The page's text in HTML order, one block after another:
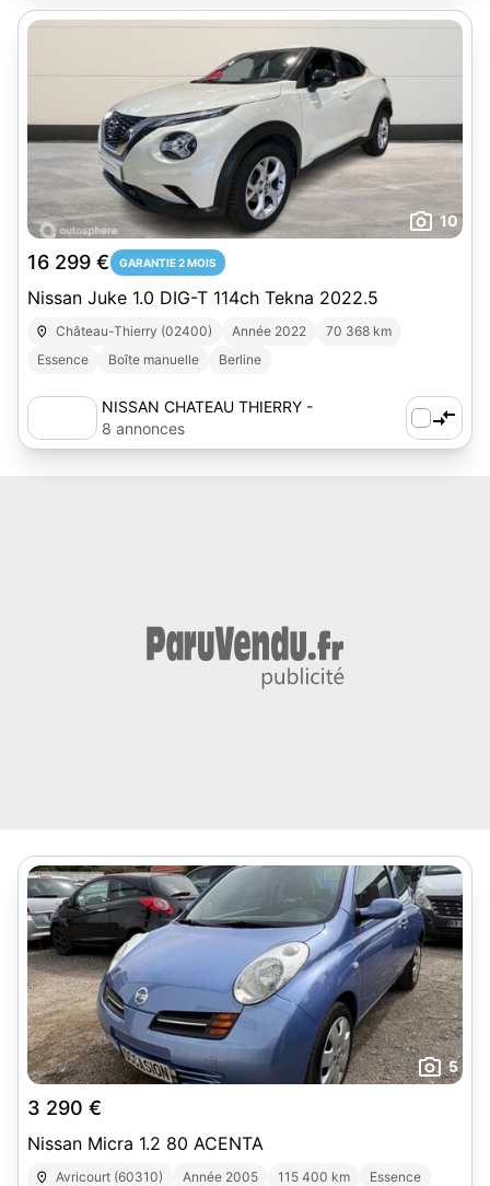
10
16 299 € GARANTIE 2 MOIS
Nissan Juke 1.0 DIG-T 114ch Tekna 2022.5
Château-Thierry (02400) Année 2022
70 368 km
Essence
Boîte manuelle Berline
NISSAN CHATEAU THIERRY -
AUTOSPHERE
8 annonces
5
3 290 €
Nissan Micra 1.2 80 ACENTA
Avricourt (60310) Année 2005 115 400 km
Essence